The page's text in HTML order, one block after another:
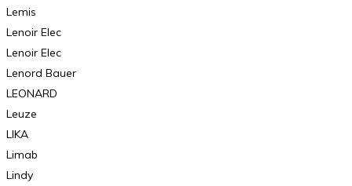
Lemis
Lenoir Elec
Lenoir Elec
Lenord Bauer
LEONARD
Leuze
LIKA
Limab
Lindy